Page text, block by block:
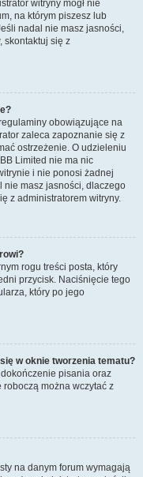
witryny mógł nie
na którym piszesz lub
nadal nie masz jasności,
skontaktuj się z
obowiązujące na
zaleca zapoznanie się z
ostrzeżenie. O udzieleniu
Limited nie ma nic
i nie ponosi żadnej
masz jasności, dlaczego
z administratorem witryny.
rogu treści posta, który
przycisk. Naciśnięcie tego
który po jego
w oknie tworzenia tematu?
pisania oraz
roboczą można wczytać z
na danym forum wymagają